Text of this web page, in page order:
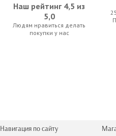
Dunlop 6551J Formula 65
Наш рейтинг 4,5 из
5,0
Людям нравиться делать
покупки у нас
Навигация по сайту